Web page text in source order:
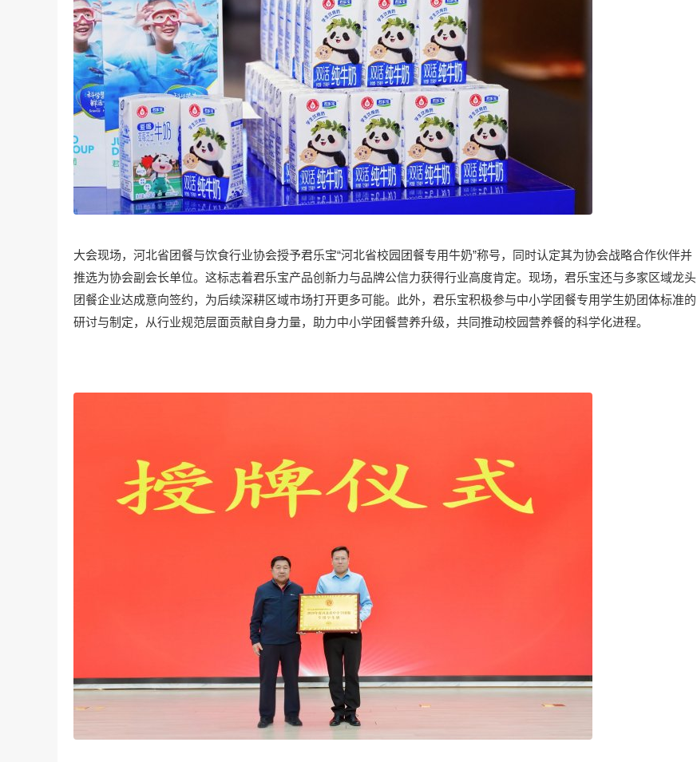
大会现场，河北省团餐与饮食行业协会授予君乐宝“河北省校园团餐专用牛奶”称号，同时认定其为协会战略合作伙伴并
推选为协会副会长单位。这标志着君乐宝产品创新力与品牌公信力获得行业高度肯定。现场，君乐宝还与多家区域龙头
团餐企业达成意向签约，为后续深耕区域市场打开更多可能。此外，君乐宝积极参与中小学团餐专用学生奶团体标准的
研讨与制定，从行业规范层面贡献自身力量，助力中小学团餐营养升级，共同推动校园营养餐的科学化进程。